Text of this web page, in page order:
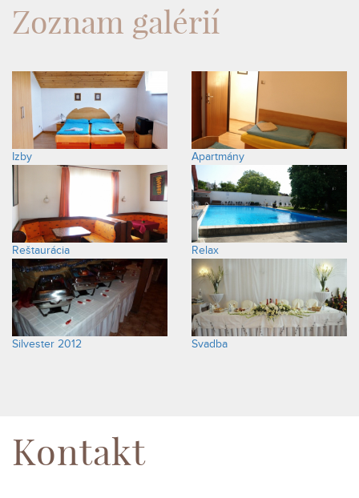
Zoznam galérií
Izby Apartmány
Reštaurácia Relax
Silvester 2012 Svadba
Kontakt